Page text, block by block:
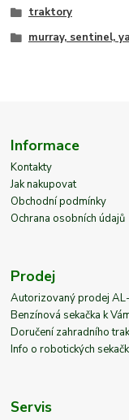
traktory
murray, sentinel,
Informace
Kontakty
Jak nakupovat
Obchodní podmínky
Ochrana osobních údajů
Prodej
Autorizovaný prodej
Benzínová sekačka k
Doručení zahradního
Info o robotických
Servis